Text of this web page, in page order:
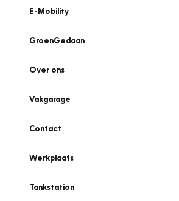
E-Mobility
GroenGedaan
Over ons
Vakgarage
Contact
Werkplaats
Tankstation